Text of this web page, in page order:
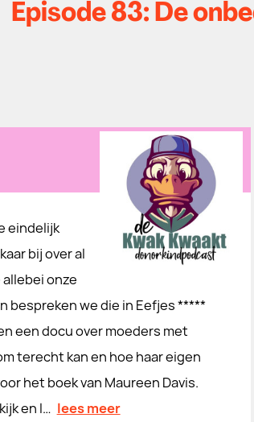
Episode 83: De
eindelijk
bij over al
onze
bespreken we die in Eefjes *****
een docu over moeders met
terecht kan en hoe haar eigen
het boek van Maureen Davis.
en l… lees meer